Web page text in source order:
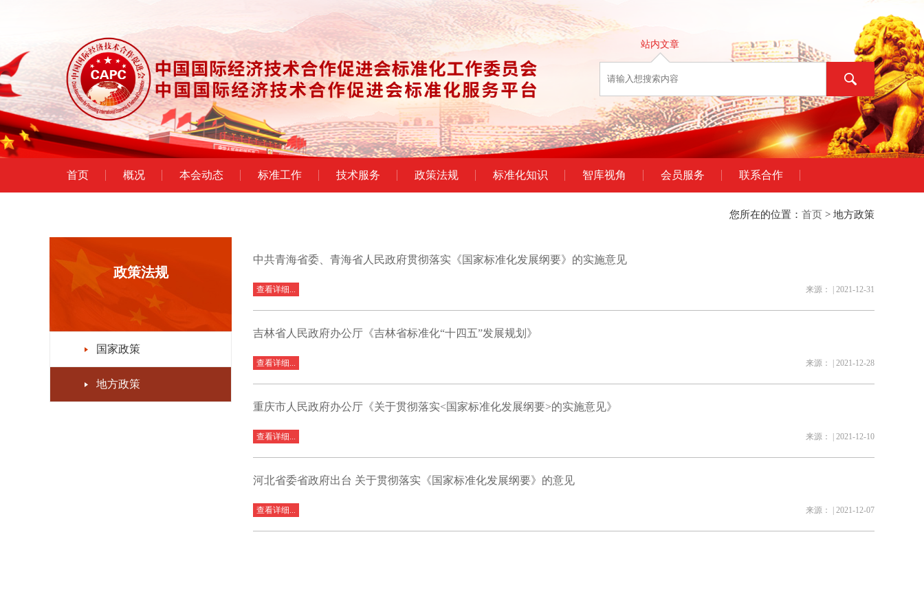
站内文章
首页 概况 本会动态 标准工作 技术服务 政策法规 标准化知识 智库视角 会员服务 联系合作
您所在的位置： 首页 > 地方政策
中共青海省委、青海省人民政府贯彻落实《国家标准化发展纲要》的实施意见
查看详细... 来源： | 2021-12-31
吉林省人民政府办公厅《吉林省标准化“十四五”发展规划》
查看详细... 来源： | 2021-12-28
重庆市人民政府办公厅《关于贯彻落实<国家标准化发展纲要>的实施意见》
查看详细... 来源： | 2021-12-10
河北省委省政府出台 关于贯彻落实《国家标准化发展纲要》的意见
查看详细... 来源： | 2021-12-07
政策法规
国家政策
地方政策